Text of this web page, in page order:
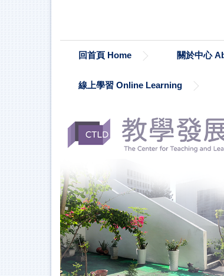
回首頁 Home 關於中心
線上學習 Online Learning